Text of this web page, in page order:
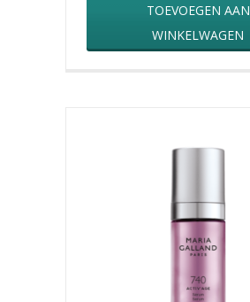
TOEVOEGEN AAN
WINKELWAGEN